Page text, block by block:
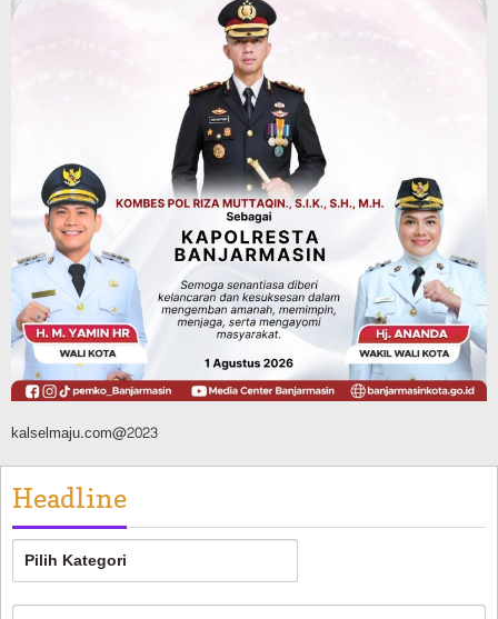
Hari Pramuka ke-65, Kwarcab
Banjarmasin Ziarah ke Makam Pangeran
Antasari dan Gelar Ulang Janji
Advertorial Dinas Kehutanan Kalsel
Api Sempat Berkobar, Karhutla di
Tahura Sultan Adam Berhasil
Dikendalikan
Agustus 8, 2026
kalselmaju.com@2023
Headline
Headline